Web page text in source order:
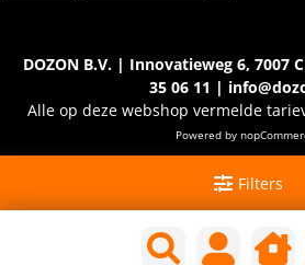
Filters
DOZON B.V. | Innovatieweg 6, 7007
35 06 11 |
Alle op deze webshop vermelde
Powered by